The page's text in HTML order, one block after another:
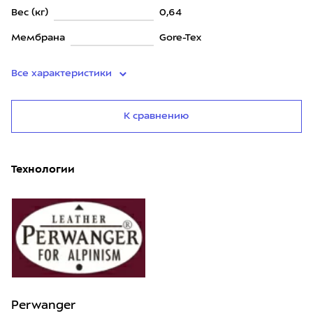
Вес (кг) 0,64
Мембрана Gore-Tex
Все характеристики
К сравнению
Технологии
Perwanger